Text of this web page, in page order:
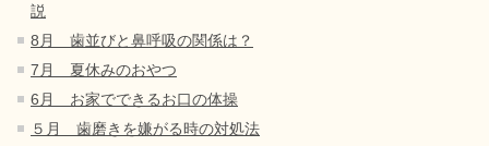
説
8月 歯並びと鼻呼吸の関係は？
7月 夏休みのおやつ
6月 お家でできるお口の体操
５月 歯磨きを嫌がる時の対処法